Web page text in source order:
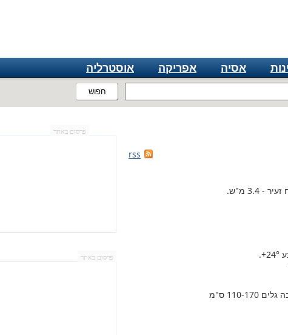
חפוש
אסיה אפריקה אוסטרליה
rss
3.4 מ"ש.
+24°
.
170 ס"מ
פרסום באתר
פרסום באתר